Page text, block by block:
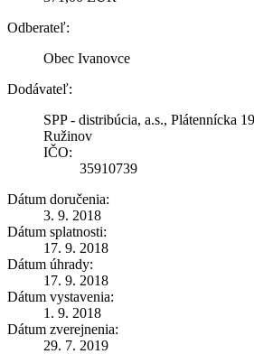
Odberateľ:
Obec Ivanovce
Dodávateľ:
SPP - distribúcia, a.s., Plátennícka
Ružinov
IČO:
35910739
Dátum doručenia:
3. 9. 2018
Dátum splatnosti:
17. 9. 2018
Dátum úhrady:
17. 9. 2018
Dátum vystavenia:
1. 9. 2018
Dátum zverejnenia:
29. 7. 2019